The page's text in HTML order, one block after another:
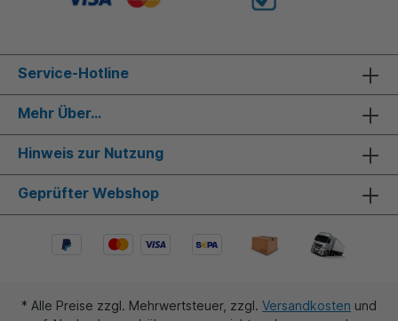
Service-Hotline
Mehr Über...
Hinweis zur Nutzung
Geprüfter Webshop
* Alle Preise zzgl. Mehrwertsteuer, zzgl. Versandkosten und